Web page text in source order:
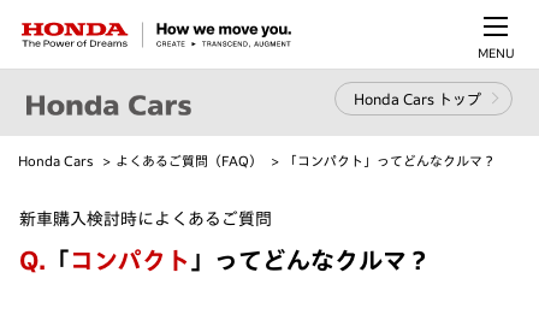
MENU
Honda Cars トップ
Honda Cars よくあるご質問（FAQ） 「コンパクト」ってどんなクルマ？
新車購入検討時によくあるご質問
Q. 「 コンパクト 」ってどんなクルマ？